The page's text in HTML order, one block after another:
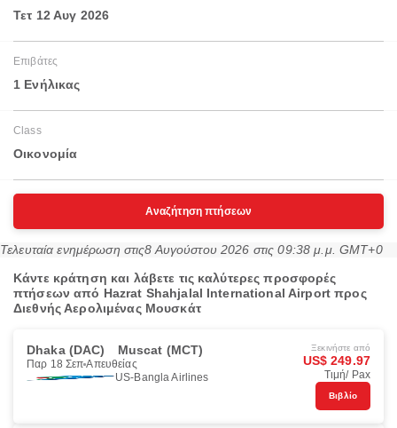
Τετ 12 Αυγ 2026
Επιβάτες
1 Ενήλικας
Class
Οικονομία
Αναζήτηση πτήσεων
Τελευταία ενημέρωση στις8 Αυγούστου 2026 στις 09:38 μ.μ. GMT+0
Κάντε κράτηση και λάβετε τις καλύτερες προσφορές
πτήσεων από Hazrat Shahjalal International Airport προς
Διεθνής Αερολιμένας Μουσκάτ
Dhaka (DAC) Muscat (MCT)
Παρ 18 Σεπ Απευθείας
US-Bangla Airlines
Ξεκινήστε από
US$ 249.97
Τιμή/ Pax
Βιβλίο